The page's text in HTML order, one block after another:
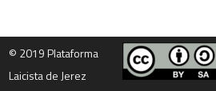
© 2019 Plataforma
Laicista de Jerez